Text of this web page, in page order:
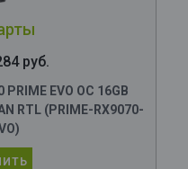
руб.
EVO OC 16GB
RTL (PRIME-RX9070-